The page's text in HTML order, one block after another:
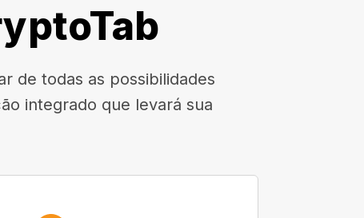
de todas as possibilidades
integrado que levará sua